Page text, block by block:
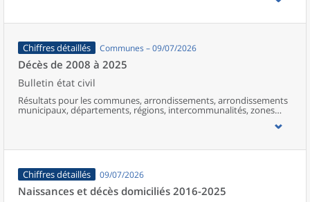
Chiffres détaillés Communes – 09/07/2026
Décès de 2008 à 2025
Bulletin état civil
Résultats pour les communes, arrondissements, arrondissements
municipaux, départements, régions, intercommunalités, zones
d’emploi, bassins de vie, unités urbaines et aires d’attraction des
Chiffres détaillés 09/07/2026
Naissances et décès domiciliés 2016-2025